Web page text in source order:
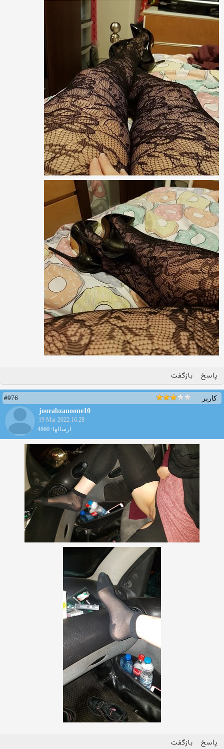
پاسخ بازگفت
کاربر
#976
joorabzanoone10
19 Mar 2022 16:28
ارسالها: 4860
پاسخ بازگفت